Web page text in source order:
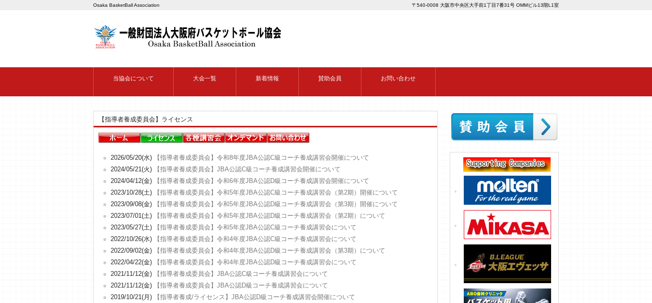
Osaka BasketBall Association 〒540-0008 大阪市中央区大手前1丁目7番31号 OMMビル13階L1室
当協会について 大会一覧 新着情報 賛助会員 お問い合わせ
【指導者養成委員会】ライセンス
2026/05/20(水)
【指導者養成委員会】令和8年度JBA公認C級コーチ養成講習会開催について
2024/05/21(火)
【指導者養成委員会】JBA公認C級コーチ養成講習会開催について
2024/04/12(金)
【指導者養成委員会】令和6年度JBA公認D級コーチ養成講習会開催について
2023/10/28(土)
【指導者養成委員会】令和5年度JBA公認C級コーチ養成講習会（第2期）開催について
2023/09/08(金)
【指導者養成委員会】令和5年度JBA公認D級コーチ養成講習会（第3期）開催について
2023/07/01(土)
【指導者養成委員会】令和5年度JBA公認D級コーチ養成講習会（第2期）について
2023/05/27(土)
【指導者養成委員会】令和5年度JBA公認C級コーチ養成講習会について
2022/10/26(水)
【指導者養成委員会】令和4年度JBA公認C級コーチ養成講習会について
2022/09/02(金)
【指導者養成委員会】令和4年度JBA公認D級コーチ養成講習会（第3期）について
2022/04/22(金)
【指導者養成委員会】令和4年度JBA公認D級コーチ養成講習会について
2021/11/12(金)
【指導者養成委員会】JBA公認C級コーチ養成講習会について
2021/11/12(金)
【指導者養成委員会】JBA公認D級コーチ養成講習会について
2019/10/21(月)
【指導者養成/ライセンス】JBA公認D級コーチ養成講習会開催について